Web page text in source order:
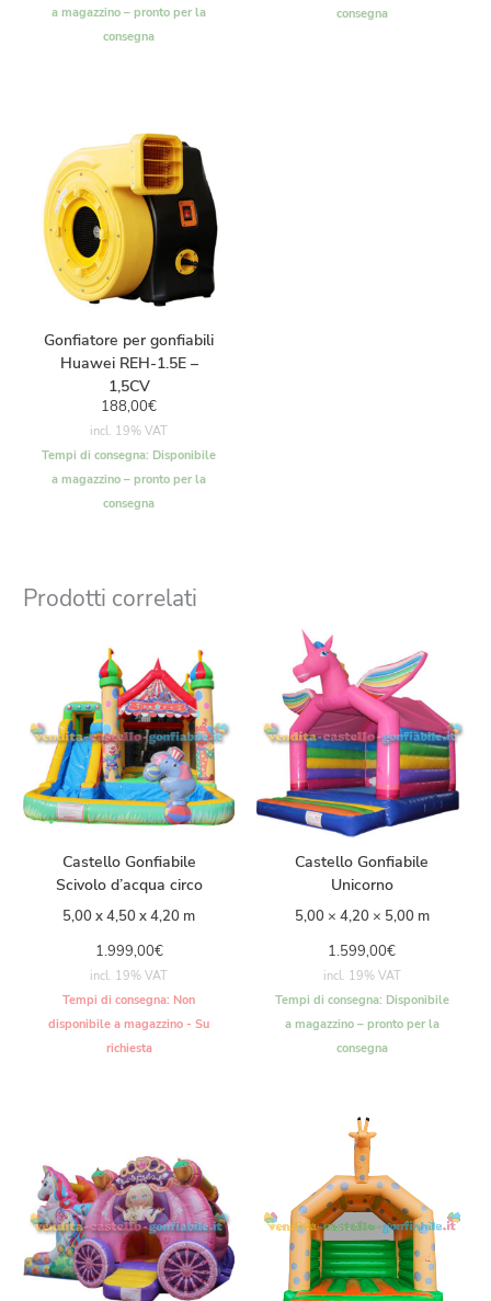
a magazzino – pronto per la
consegna
consegna
Gonfiatore per gonfiabili
Huawei REH-1.5E –
1,5CV
188,00€
incl. 19% VAT
Tempi di consegna: Disponibile
a magazzino – pronto per la
consegna
Prodotti correlati
Castello Gonfiabile
Scivolo d’acqua circo
5,00 x 4,50 x 4,20 m
1.999,00€
incl. 19% VAT
Tempi di consegna: Non
disponibile a magazzino - Su
richiesta
Castello Gonfiabile
Unicorno
5,00 × 4,20 × 5,00 m
1.599,00€
incl. 19% VAT
Tempi di consegna: Disponibile
a magazzino – pronto per la
consegna